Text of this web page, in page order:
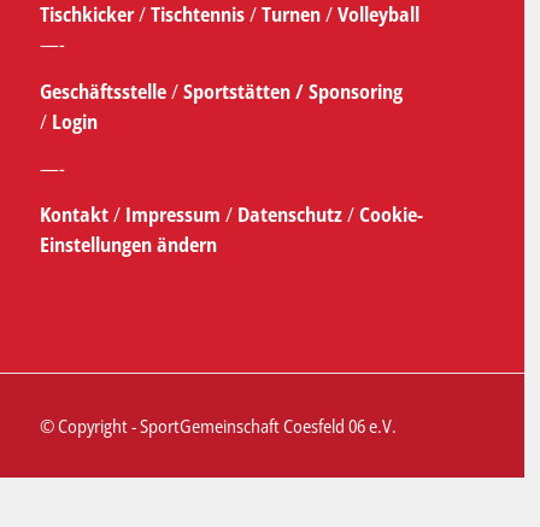
Tischkicker/Tischtennis/Turnen/Volleyball
—-
Geschäftsstelle/Sportstätten /Sponsoring
/ Login
—-
Kontakt/ Impressum / Datenschutz/Cookie-
Einstellungen ändern
© Copyright - SportGemeinschaft Coesfeld 06 e.V.